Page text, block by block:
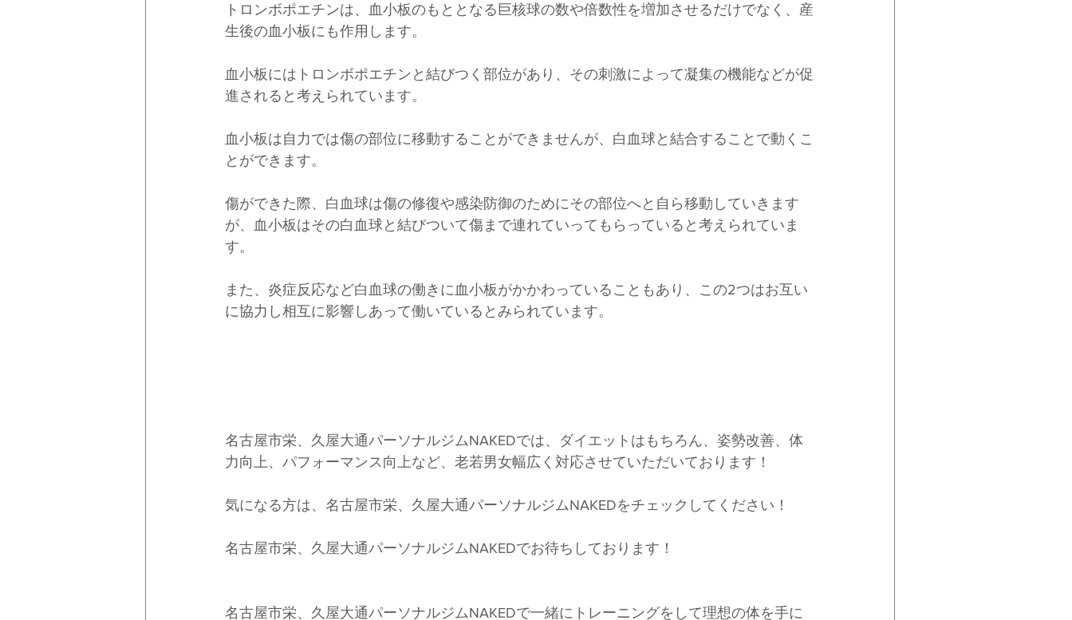
トロンボポエチンは、血小板のもととなる巨核球の数や倍数性を増加させるだけでなく、産
生後の血小板にも作用します。
血小板にはトロンボポエチンと結びつく部位があり、その刺激によって凝集の機能などが促
進されると考えられています。
血小板は自力では傷の部位に移動することができませんが、白血球と結合することで動くこ
とができます。
傷ができた際、白血球は傷の修復や感染防御のためにその部位へと自ら移動していきます
が、血小板はその白血球と結びついて傷まで連れていってもらっていると考えられていま
す。
また、炎症反応など白血球の働きに血小板がかかわっていることもあり、この2つはお互い
に協力し相互に影響しあって働いているとみられています。
名古屋市栄、久屋大通パーソナルジムNAKEDでは、ダイエットはもちろん、姿勢改善、体
力向上、パフォーマンス向上など、老若男女幅広く対応させていただいております！
気になる方は、名古屋市栄、久屋大通パーソナルジムNAKEDをチェックしてください！
名古屋市栄、久屋大通パーソナルジムNAKEDでお待ちしております！
名古屋市栄、久屋大通パーソナルジムNAKEDで一緒にトレーニングをして理想の体を手に